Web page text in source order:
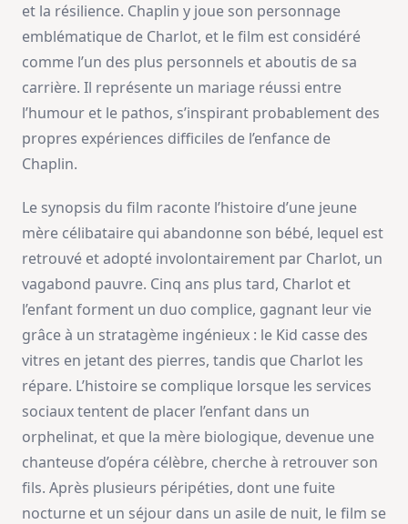
et la résilience. Chaplin y joue son personnage
emblématique de Charlot, et le film est considéré
comme l’un des plus personnels et aboutis de sa
carrière. Il représente un mariage réussi entre
l’humour et le pathos, s’inspirant probablement des
propres expériences difficiles de l’enfance de
Chaplin.
Le synopsis du film raconte l’histoire d’une jeune
mère célibataire qui abandonne son bébé, lequel est
retrouvé et adopté involontairement par Charlot, un
vagabond pauvre. Cinq ans plus tard, Charlot et
l’enfant forment un duo complice, gagnant leur vie
grâce à un stratagème ingénieux : le Kid casse des
vitres en jetant des pierres, tandis que Charlot les
répare. L’histoire se complique lorsque les services
sociaux tentent de placer l’enfant dans un
orphelinat, et que la mère biologique, devenue une
chanteuse d’opéra célèbre, cherche à retrouver son
fils. Après plusieurs péripéties, dont une fuite
nocturne et un séjour dans un asile de nuit, le film se